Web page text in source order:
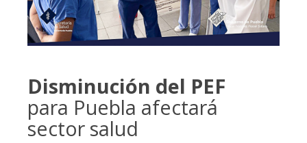
Disminución del PEF
para Puebla afectará
sector salud